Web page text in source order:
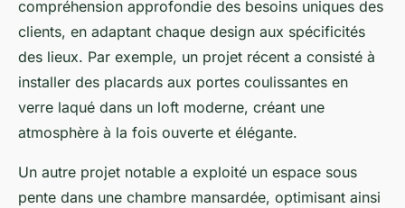
compréhension approfondie des besoins uniques des
clients, en adaptant chaque design aux spécificités
des lieux. Par exemple, un projet récent a consisté à
installer des placards aux portes coulissantes en
verre laqué dans un loft moderne, créant une
atmosphère à la fois ouverte et élégante.
Un autre projet notable a exploité un espace sous
pente dans une chambre mansardée, optimisant ainsi